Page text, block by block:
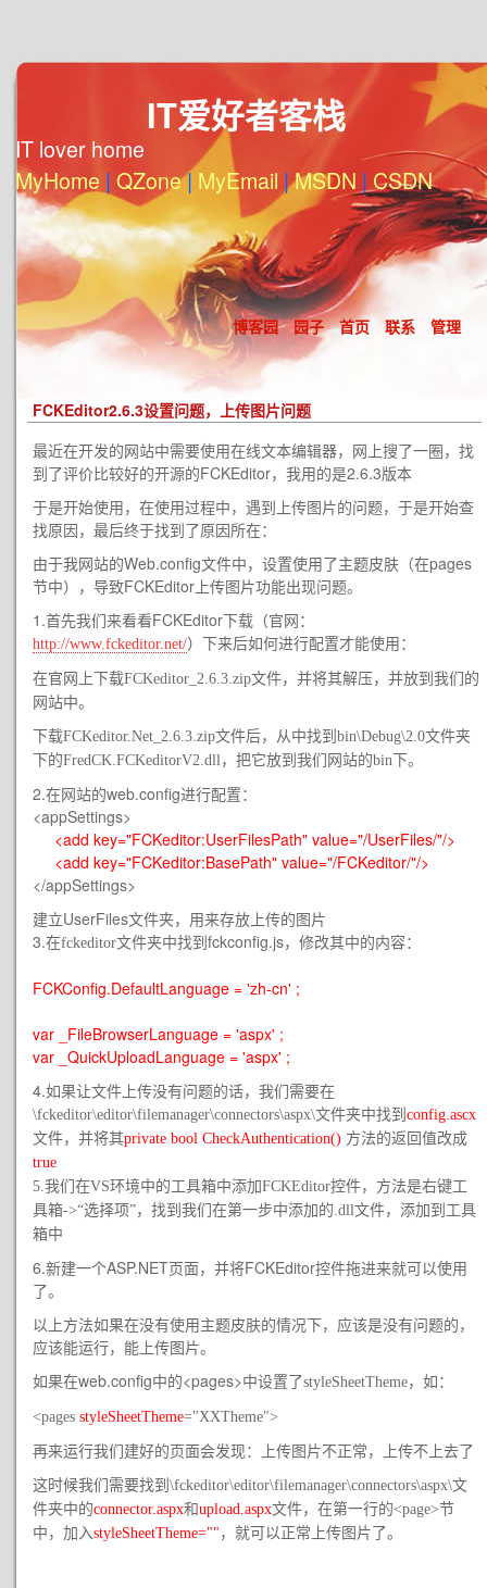
IT爱好者客栈
IT lover home
MyHome | QZone|MyEmail |MSDN | CSDN
博客园 园子 首页 联系 管理
FCKEditor2.6.3设置问题，上传图片问题
最近在开发的网站中需要使用在线文本编辑器，网上搜了一圈，找
到了评价比较好的开源的FCKEditor，我用的是2.6.3版本
于是开始使用，在使用过程中，遇到上传图片的问题，于是开始查
找原因，最后终于找到了原因所在：
由于我网站的Web.config文件中，设置使用了主题皮肤（在pages
节中），导致FCKEditor上传图片功能出现问题。
1.首先我们来看看FCKEditor下载（官网：
http://www.fckeditor.net/）下来后如何进行配置才能使用：
在官网上下载FCKeditor_2.6.3.zip文件，并将其解压，并放到我们的
网站中。
下载FCKeditor.Net_2.6.3.zip文件后，从中找到bin\Debug\2.0文件夹
下的FredCK.FCKeditorV2.dll，把它放到我们网站的bin下。
2.在网站的web.config进行配置：
<appSettings>
<add key="FCKeditor:UserFilesPath" value="/UserFiles/"/>
<add key="FCKeditor:BasePath" value="/FCKeditor/"/>
</appSettings>
建立UserFiles文件夹，用来存放上传的图片
3.在fckeditor文件夹中找到fckconfig.js，修改其中的内容：
FCKConfig.DefaultLanguage = 'zh-cn' ;
var _FileBrowserLanguage = 'aspx' ;
var _QuickUploadLanguage = 'aspx' ;
4.如果让文件上传没有问题的话，我们需要在
\fckeditor\editor\filemanager\connectors\aspx\文件夹中找到 config.ascx
文件，并将其private bool CheckAuthentication() 方法的返回值改成
true
5.我们在VS环境中的工具箱中添加FCKEditor控件，方法是右键工
具箱->“选择项”，找到我们在第一步中添加的.dll文件，添加到工具
箱中
6.新建一个ASP.NET页面，并将FCKEditor控件拖进来就可以使用
了。
以上方法如果在没有使用主题皮肤的情况下，应该是没有问题的，
应该能运行，能上传图片。
如果在web.config中的<pages>中设置了styleSheetTheme，如：
<pages styleSheetTheme="XXTheme">
再来运行我们建好的页面会发现：上传图片不正常，上传不上去了
这时候我们需要找到\fckeditor\editor\filemanager\connectors\aspx\文
件夹中的connector.aspx和upload.aspx文件，在第一行的<page>节
中，加入styleSheetTheme="" ，就可以正常上传图片了。